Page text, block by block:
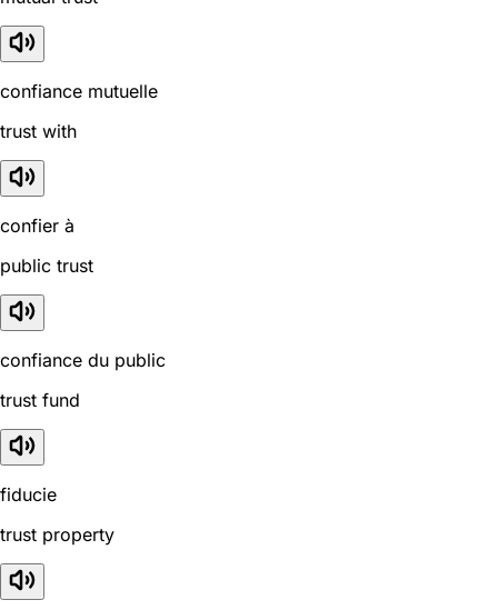
confiance mutuelle
trust with
confier à
public trust
confiance du public
trust fund
fiducie
trust property